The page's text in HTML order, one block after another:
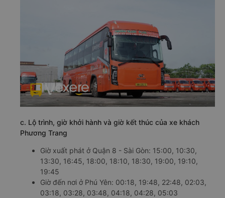
c. Lộ trình, giờ khởi hành và giờ kết thúc của xe khách
Phương Trang
Giờ xuất phát ở Quận 8 - Sài Gòn: 15:00, 10:30,
13:30, 16:45, 18:00, 18:10, 18:30, 19:00, 19:10,
19:45
Giờ đến nơi ở Phú Yên: 00:18, 19:48, 22:48, 02:03,
03:18, 03:28, 03:48, 04:18, 04:28, 05:03